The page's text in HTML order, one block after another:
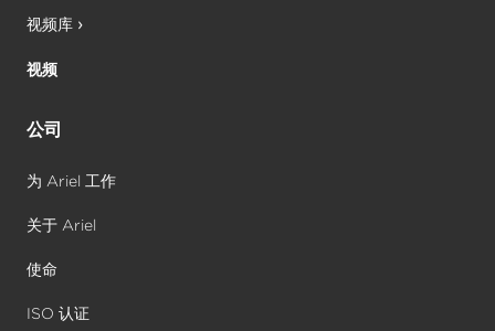
视频库
视频
公司
为 Ariel 工作
关于 Ariel
使命
ISO 认证